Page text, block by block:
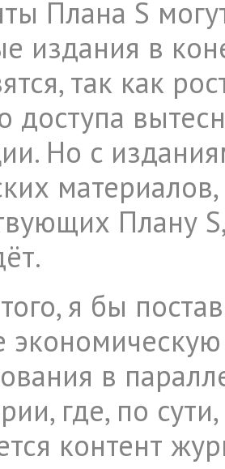
Плана S
издания в
так как
доступа
Но c
материалов,
Плану
я бы
в
где, по
контент